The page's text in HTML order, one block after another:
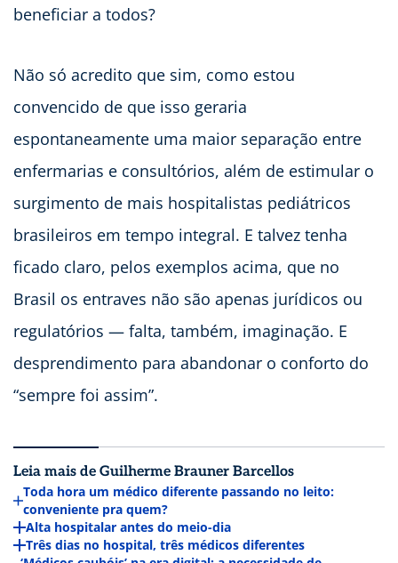
beneficiar a todos?
Não só acredito que sim, como estou
convencido de que isso geraria
espontaneamente uma maior separação entre
enfermarias e consultórios, além de estimular o
surgimento de mais hospitalistas pediátricos
brasileiros em tempo integral. E talvez tenha
ficado claro, pelos exemplos acima, que no
Brasil os entraves não são apenas jurídicos ou
regulatórios — falta, também, imaginação. E
desprendimento para abandonar o conforto do
“sempre foi assim”.
Leia mais de Guilherme Brauner Barcellos
Toda hora um médico diferente passando no leito:
conveniente pra quem?
Alta hospitalar antes do meio-dia
Três dias no hospital, três médicos diferentes